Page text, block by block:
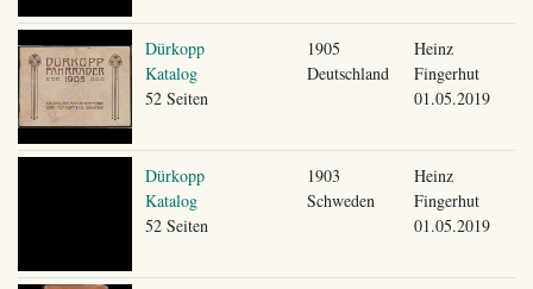
Dürkopp
Katalog
52 Seiten
1905
Deutschland
Heinz
Fingerhut
01.05.2019
Dürkopp
Katalog
52 Seiten
1903
Schweden
Heinz
Fingerhut
01.05.2019